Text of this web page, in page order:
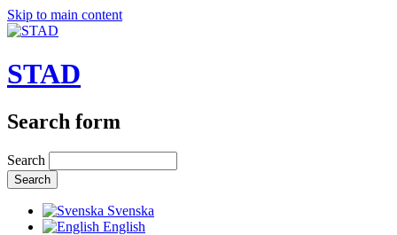
Skip to main content
STAD
Search form
Search
Svenska
English